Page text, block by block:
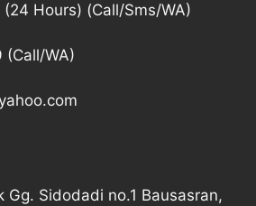
Hours) (Call/Sms/WA)
(Call/WA)
Gg. Sidodadi no.1 Bausasran,